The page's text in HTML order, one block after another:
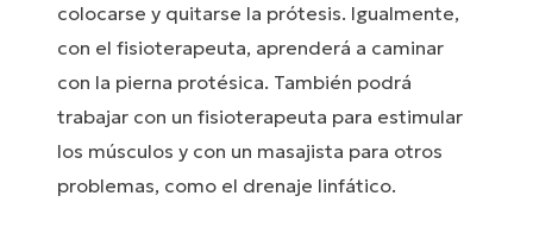
colocarse y quitarse la prótesis. Igualmente,
con el fisioterapeuta, aprenderá a caminar
con la pierna protésica. También podrá
trabajar con un fisioterapeuta para estimular
los músculos y con un masajista para otros
problemas, como el drenaje linfático.